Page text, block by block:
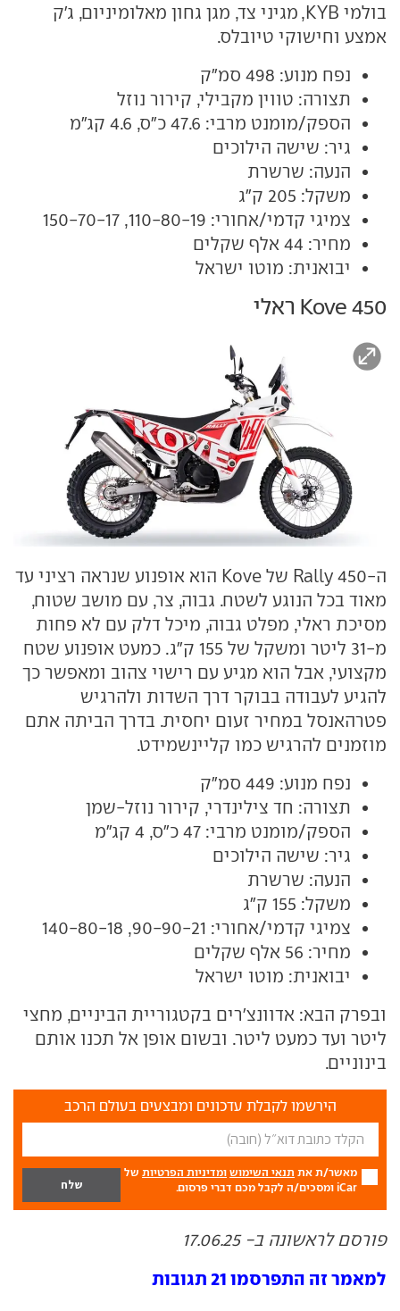
בולמי KYB, מגיני צד, מגן גחון מאלומיניום, ג'ק
אמצע וחישוקי טיובלס.
נפח מנוע: 498 סמ"ק
תצורה: טווין מקבילי, קירור נוזל
הספק/מומנט מרבי: 47.6 כ"ס, 4.6 קג"מ
גיר: שישה הילוכים
הנעה: שרשרת
משקל: 205 ק"ג
צמיגי קדמי/אחורי: 110-80-19, 150-70-17
מחיר: 44 אלף שקלים
יבואנית: מוטו ישראל
Kove 450 ראלי
ה-Rally 450 של Kove הוא אופנוע שנראה רציני עד
מאוד בכל הנוגע לשטח. גבוה, צר, עם מושב שטוח,
מסיכת ראלי, מפלט גבוה, מיכל דלק עם לא פחות
מ-31 ליטר ומשקל של 155 ק"ג. כמעט אופנוע שטח
מקצועי, אבל הוא מגיע עם רישוי צהוב ומאפשר כך
להגיע לעבודה בבוקר דרך השדות ולהרגיש
פטרהאנסל במחיר זעום יחסית. בדרך הביתה אתם
מוזמנים להרגיש כמו קליינשמידט.
נפח מנוע: 449 סמ"ק
תצורה: חד צילינדרי, קירור נוזל-שמן
הספק/מומנט מרבי: 47 כ"ס, 4 קג"מ
גיר: שישה הילוכים
הנעה: שרשרת
משקל: 155 ק"ג
צמיגי קדמי/אחורי: 90-90-21, 140-80-18
מחיר: 56 אלף שקלים
יבואנית: מוטו ישראל
ובפרק הבא: אדוונצ'רים בקטגוריית הביניים, מחצי
ליטר ועד כמעט ליטר. ובשום אופן אל תכנו אותם
בינוניים.
הירשמו לקבלת עדכונים ומבצעים בעולם הרכב
מאשר/ת את תנאי השימוש ומדיניות הפרטיות של
iCar ומסכים/ה לקבל מכם דברי פרסום.
פורסם לראשונה ב- 17.06.25
למאמר זה התפרסמו 21 תגובות